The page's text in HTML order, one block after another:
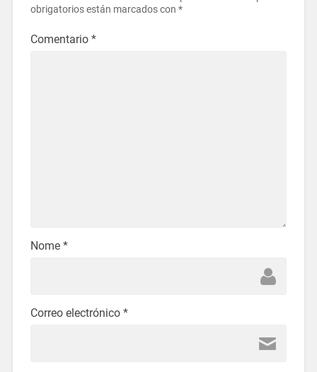
obrigatorios están marcados con *
Comentario *
Nome *
Correo electrónico *